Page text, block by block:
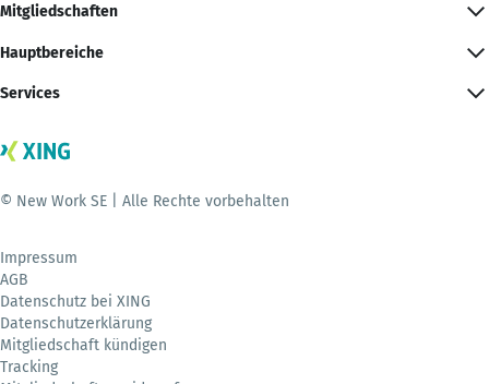
Mitgliedschaften
Hauptbereiche
Services
© New Work SE | Alle Rechte vorbehalten
Impressum
AGB
Datenschutz bei XING
Datenschutzerklärung
Mitgliedschaft kündigen
Tracking